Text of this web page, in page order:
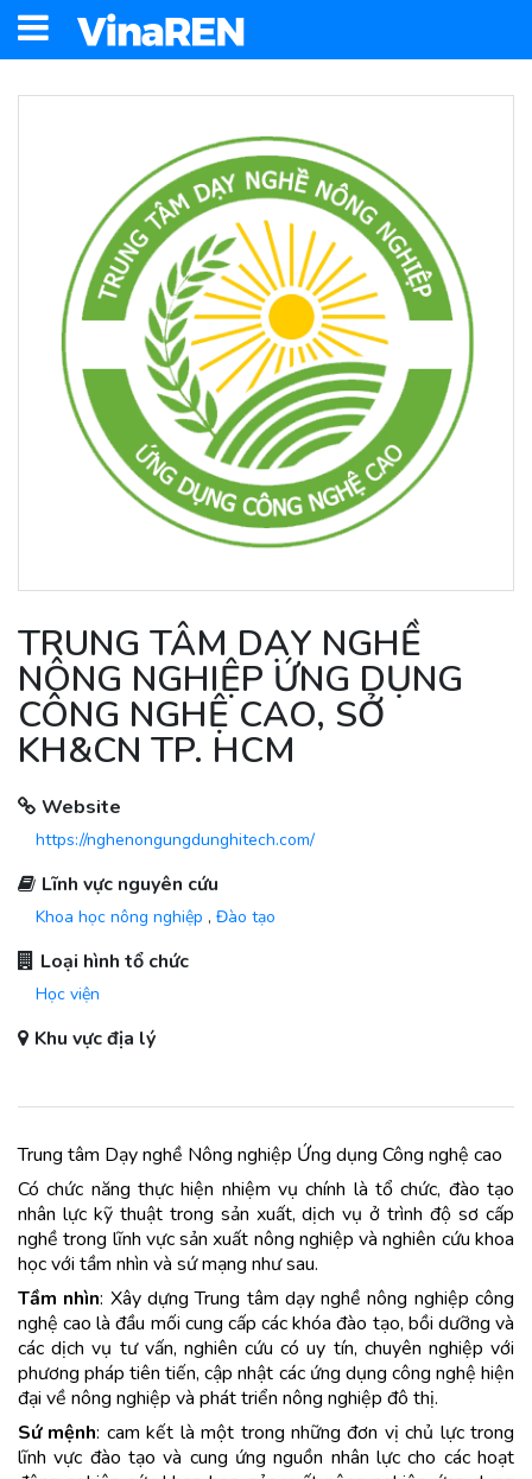
TRUNG TÂM DẠY NGHỀ
NÔNG NGHIỆP ỨNG DỤNG
CÔNG NGHỆ CAO, SỞ
KH&CN TP. HCM
Website
https://nghenongungdunghitech.com/
Lĩnh vực nguyên cứu
Khoa học nông nghiệp , Đào tạo
Loại hình tổ chức
Học viện
Khu vực địa lý
Trung tâm Dạy nghề Nông nghiệp Ứng dụng Công nghệ cao
Có chức năng thực hiện nhiệm vụ chính là tổ chức, đào tạo
nhân lực kỹ thuật trong sản xuất, dịch vụ ở trình độ sơ cấp
nghề trong lĩnh vực sản xuất nông nghiệp và nghiên cứu khoa
học với tầm nhìn và sứ mạng như sau.
Tầm nhìn: Xây dựng Trung tâm dạy nghề nông nghiệp công
nghệ cao là đầu mối cung cấp các khóa đào tạo, bồi dưỡng và
các dịch vụ tư vấn, nghiên cứu có uy tín, chuyên nghiệp với
phương pháp tiên tiến, cập nhật các ứng dụng công nghệ hiện
đại về nông nghiệp và phát triển nông nghiệp đô thị.
Sứ mệnh: cam kết là một trong những đơn vị chủ lực trong
lĩnh vực đào tạo và cung ứng nguồn nhân lực cho các hoạt